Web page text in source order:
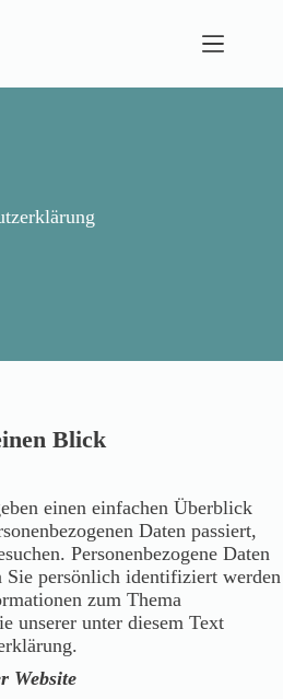
Blick
einen einfachen Überblick
Daten passiert,
Personenbezogene Daten
Sie persönlich identifiziert werden
zum Thema
unserer unter diesem Text
Website